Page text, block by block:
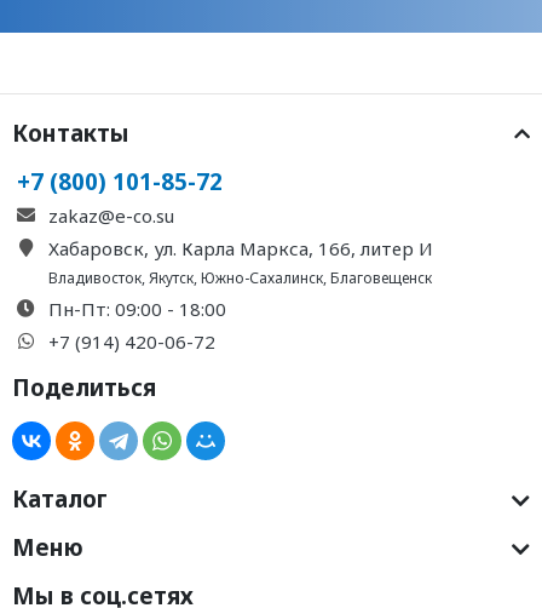
Контакты
+7 (800) 101-85-72
zakaz@e-co.su
Хабаровск, ул. Карла Маркса, 166, литер И
Владивосток,Якутск,Южно-Сахалинск,Благовещенск
Пн-Пт: 09:00 - 18:00
+7 (914) 420-06-72
Поделиться
Каталог
Меню
Мы в соц.сетях